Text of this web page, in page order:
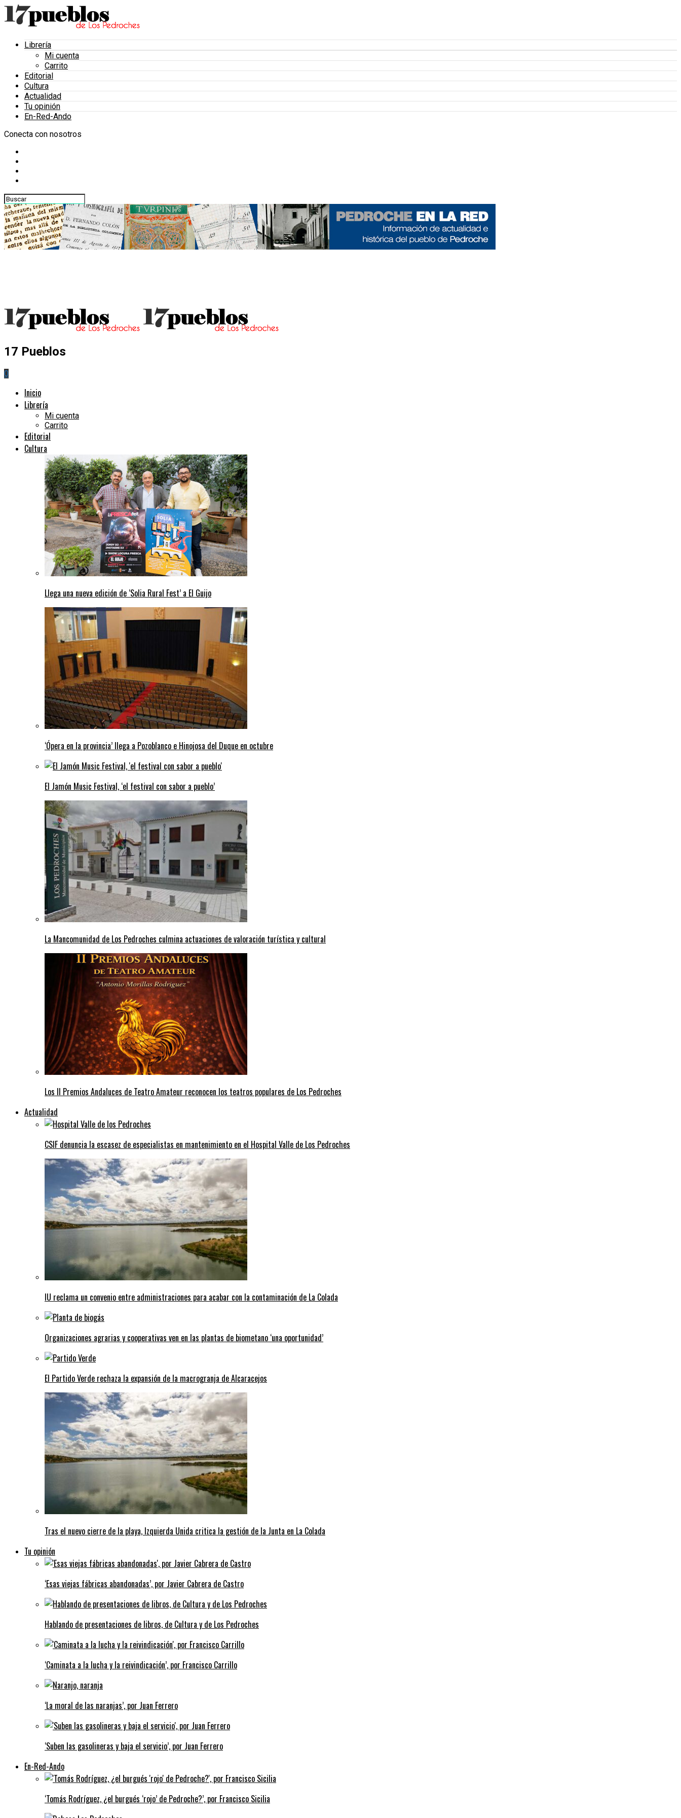
Librería
Mi cuenta
Carrito
Editorial
Cultura
Actualidad
Tu opinión
En-Red-Ando
Conecta con nosotros
17 Pueblos
0
Inicio
Librería
Mi cuenta
Carrito
Editorial
Cultura
Llega una nueva edición de ‘Solia Rural Fest’ a El Guijo
‘Ópera en la provincia’ llega a Pozoblanco e Hinojosa del Duque en octubre
El Jamón Music Festival, ‘el festival con sabor a pueblo’
La Mancomunidad de Los Pedroches culmina actuaciones de valoración turística y cultural
Los II Premios Andaluces de Teatro Amateur reconocen los teatros populares de Los Pedroches
Actualidad
CSIF denuncia la escasez de especialistas en mantenimiento en el Hospital Valle de Los Pedroches
IU reclama un convenio entre administraciones para acabar con la contaminación de La Colada
Organizaciones agrarias y cooperativas ven en las plantas de biometano ‘una oportunidad’
El Partido Verde rechaza la expansión de la macrogranja de Alcaracejos
Tras el nuevo cierre de la playa, Izquierda Unida critica la gestión de la Junta en La Colada
Tu opinión
‘Esas viejas fábricas abandonadas’, por Javier Cabrera de Castro
Hablando de presentaciones de libros, de Cultura y de Los Pedroches
‘Caminata a la lucha y la reivindicación’, por Francisco Carrillo
‘La moral de las naranjas’, por Juan Ferrero
‘Suben las gasolineras y baja el servicio’, por Juan Ferrero
En-Red-Ando
‘Tomás Rodríguez, ¿el burgués ‘rojo’ de Pedroche?’, por Francisco Sicilia